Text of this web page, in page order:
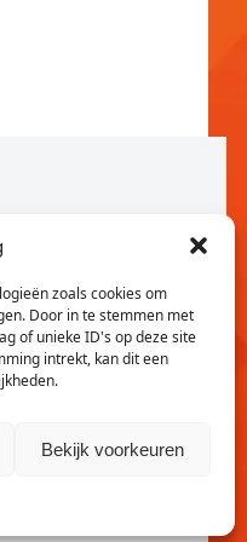
zoals cookies om
Door in te stemmen met
of unieke ID's op deze site
intrekt, kan dit een
Bekijk voorkeuren
Twitter